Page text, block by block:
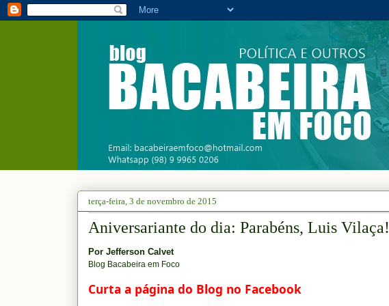
terça-feira, 3 de novembro de 2015
Aniversariante do dia: Parabéns, Luis Vilaça!
Por Jefferson Calvet
Blog Bacabeira em Foco
Curta a página do Blog no Facebook